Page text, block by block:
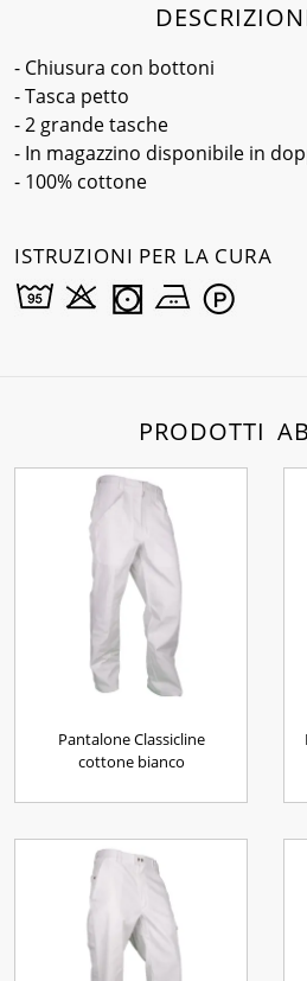
- Chiusura con bottoni
- Tasca petto
- 2 grande tasche
- In magazzino disponibile in
- 100% cottone
ISTRUZIONI PER LA CURA
PRODOTTI
Pantalone Classicline
cottone bianco